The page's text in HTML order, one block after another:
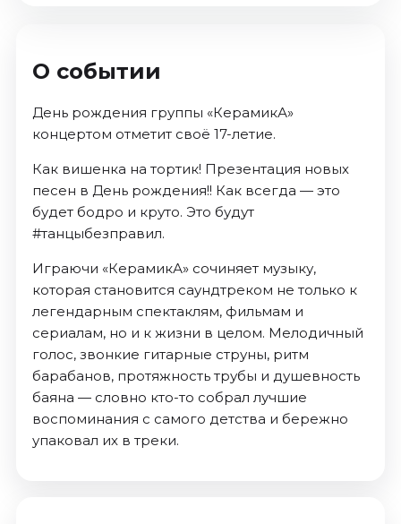
Площадки
О событии
День рождения группы «КерамикА»
концертом отметит своё 17-летие.
Как вишенка на тортик! Презентация новых
песен в День рождения!! Как всегда — это
будет бодро и круто. Это будут
#танцыбезправил.
Играючи «КерамикА» сочиняет музыку,
которая становится саундтреком не только к
легендарным спектаклям, фильмам и
сериалам, но и к жизни в целом. Мелодичный
голос, звонкие гитарные струны, ритм
барабанов, протяжность трубы и душевность
баяна — словно кто-то собрал лучшие
воспоминания с самого детства и бережно
упаковал их в треки.